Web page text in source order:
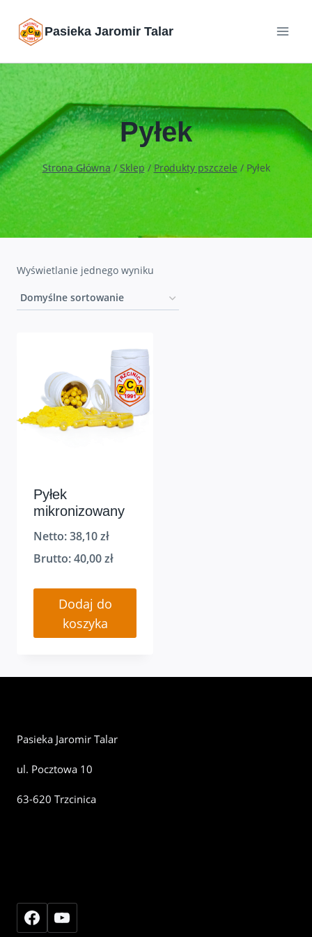
Pasieka Jaromir Talar
Pyłek
Strona Główna / Sklep / Produkty pszczele / Pyłek
Wyświetlanie jednego wyniku
Pyłek
mikronizowany
Netto:38,10zł
Brutto:40,00zł
Dodaj do
koszyka
Pasieka Jaromir Talar
ul. Pocztowa 10
63-620 Trzcinica